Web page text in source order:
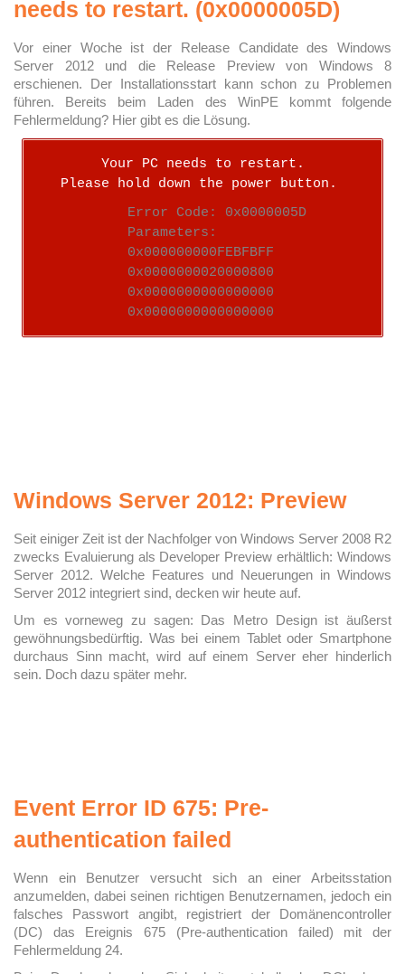
needs to restart. (0x0000005D)
Vor einer Woche ist der Release Candidate des Windows
Server 2012 und die Release Preview von Windows 8
erschienen. Der Installationsstart kann schon zu Problemen
führen. Bereits beim Laden des WinPE kommt folgende
Fehlermeldung? Hier gibt es die Lösung.
Your PC needs to restart.
Please hold down the power button.
Error Code: 0x0000005D
Parameters:
0x000000000FEBFBFF
0x0000000020000800
0x0000000000000000
0x0000000000000000
Windows Server 2012: Preview
Seit einiger Zeit ist der Nachfolger von Windows Server 2008 R2
zwecks Evaluierung als Developer Preview erhältlich: Windows
Server 2012. Welche Features und Neuerungen in Windows
Server 2012 integriert sind, decken wir heute auf.
Um es vorneweg zu sagen: Das Metro Design ist äußerst
gewöhnungsbedürftig. Was bei einem Tablet oder Smartphone
durchaus Sinn macht, wird auf einem Server eher hinderlich
sein. Doch dazu später mehr.
Event Error ID 675: Pre-
authentication failed
Wenn ein Benutzer versucht sich an einer Arbeitsstation
anzumelden, dabei seinen richtigen Benutzernamen, jedoch ein
falsches Passwort angibt, registriert der Domänencontroller
(DC) das Ereignis 675 (Pre-authentication failed) mit der
Fehlermeldung 24.